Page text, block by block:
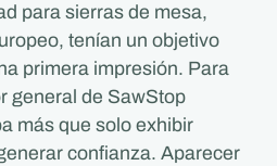
para sierras de mesa,
tenían un objetivo
primera impresión. Para
general de SawStop
más que solo exhibir
confianza. Aparecer